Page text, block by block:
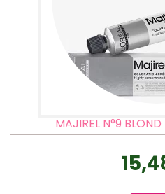
MAJIREL N°9